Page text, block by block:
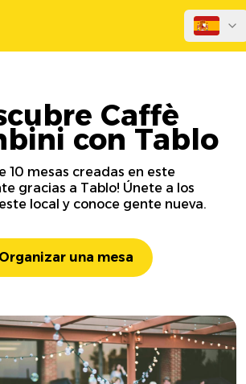
Caffè
con Tablo
10 mesas creadas en este
gracias a Tablo! Únete a los
local y conoce gente nueva.
Organizar una mesa